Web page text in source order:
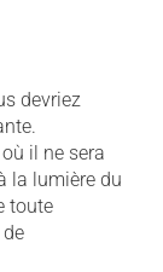
devriez
il ne sera
la lumière du
toute